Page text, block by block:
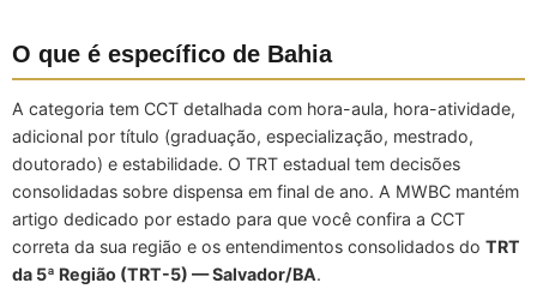
O que é específico de Bahia
A categoria tem CCT detalhada com hora-aula, hora-atividade,
adicional por título (graduação, especialização, mestrado,
doutorado) e estabilidade. O TRT estadual tem decisões
consolidadas sobre dispensa em final de ano. A MWBC mantém
artigo dedicado por estado para que você confira a CCT
correta da sua região e os entendimentos consolidados do TRT
da 5ª Região (TRT-5) — Salvador/BA.